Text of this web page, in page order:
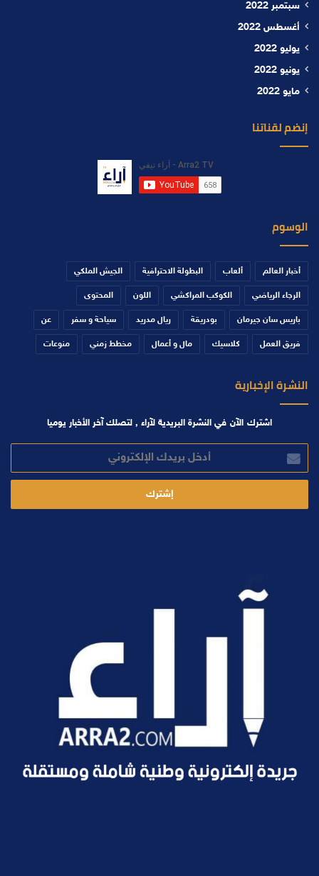
سبتمبر 2022
أغسطس 2022
يوليو 2022
يونيو 2022
مايو 2022
إنضم لقناتنا
الوسوم
أخبار العالم ألعاب البطولة الاحترافية الجيش الملكي
الرجاء الرياضي الكوكب المراكشي اللون المحتوى
باريس سان جيرمان بودريقة ريال مدريد سياحة و سفر عن
فريق العمل كلاسيك مال و أعمال مخطط زمني منوعات
النشرة الإخبارية
اشترك الآن في النشرة البريدية لآراء , لتصلك آخر الأخبار يوميا
بريدك
الإلكتروني